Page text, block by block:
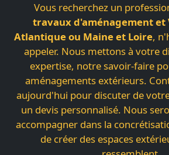
Vous recherchez un
travaux d'aménagement et
Atlantique ou Maine et Loire,
appeler. Nous mettons à votre
expertise, notre savoir-faire
aménagements extérieurs.
aujourd'hui pour discuter de
un devis personnalisé. Nous
accompagner dans la
de créer des espaces